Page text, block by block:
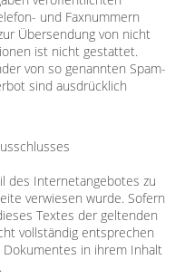
und Faxnummern
Übersendung von nicht
ist nicht gestattet.
von so genannten Spam-
sind ausdrücklich
des Internetangebotes zu
verwiesen wurde. Sofern
Textes der geltenden
vollständig entsprechen
in ihrem Inhalt